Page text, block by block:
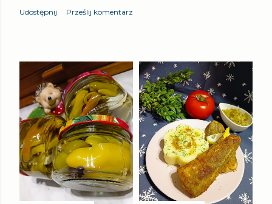
Udostępnij Prześlij komentarz